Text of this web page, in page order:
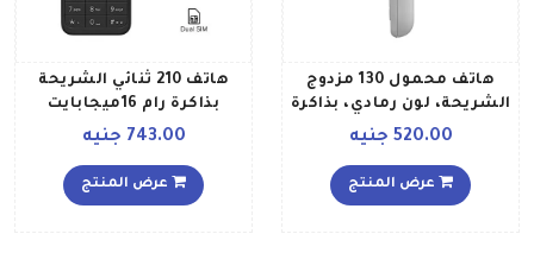
هاتف محمول 130 مزدوج
الشريحة، لون رمادي، بذاكرة
داخلية سعة 4 ميجابايت، 520.00 جنيه
عرض المنتج
هاتف 210 ثنائي الشريحة
بذاكرة رام 16ميجابايت
وذاكرة داخلية 16 ميجابايت
743.00 جنيه
عرض المنتج